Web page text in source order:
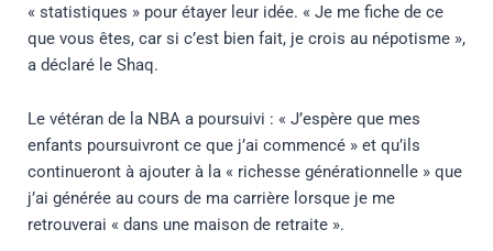
« statistiques » pour étayer leur idée. « Je me fiche de ce
que vous êtes, car si c’est bien fait, je crois au népotisme »,
a déclaré le Shaq.
Le vétéran de la NBA a poursuivi : « J’espère que mes
enfants poursuivront ce que j’ai commencé » et qu’ils
continueront à ajouter à la « richesse générationnelle » que
j’ai générée au cours de ma carrière lorsque je me
retrouverai « dans une maison de retraite ».